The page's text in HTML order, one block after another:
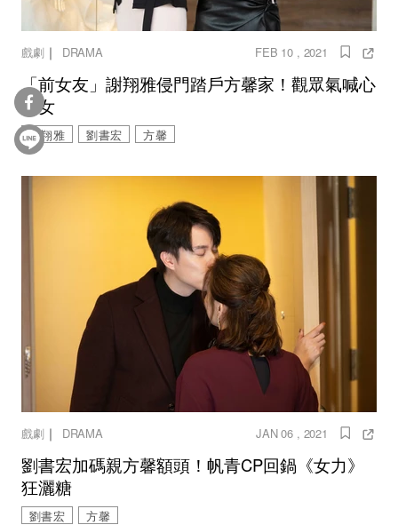
戲劇｜ DRAMA FEB 10 , 2021
「前女友」謝翔雅侵門踏戶方馨家！觀眾氣喊心
機女
謝翔雅 劉書宏 方馨
戲劇｜ DRAMA JAN 06 , 2021
劉書宏加碼親方馨額頭！帆青CP回鍋《女力》
狂灑糖
劉書宏 方馨